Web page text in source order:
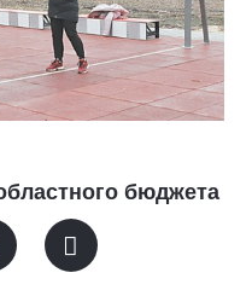
бюджета